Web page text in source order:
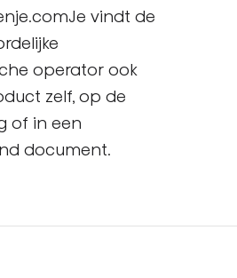
vindt de
operator ook
zelf, op de
of in een
document.